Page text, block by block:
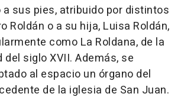
a sus pies, atribuido por distintos
Roldán o a su hija, Luisa Roldán,
como La Roldana, de la
siglo XVII. Además, se
al espacio un órgano del
de la iglesia de San Juan.